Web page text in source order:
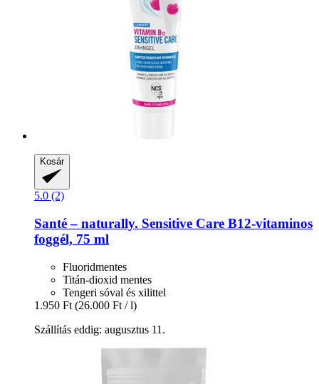
Kosár
5.0 (2)
Santé – naturally. Sensitive Care B12-​vitaminos
foggél, 75 ml
Fluoridmentes
Titán-dioxid mentes
Tengeri sóval és xilittel
1.950 Ft (26.000 Ft / l)
Szállítás eddig: augusztus 11.